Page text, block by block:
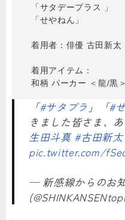
「サタデープラス 」
「せやねん」
着用者：俳優 古田新太
着用アイテム：
和柄 パーカー ＜龍/黒＞
「#サタプラ 」「#
きました皆さま、
生田斗真 #古田新太
pic.twitter.com/
— 新感線からのお